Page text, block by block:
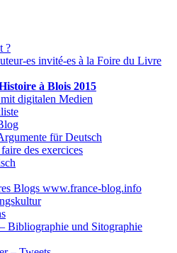
?
es invité-es à la Foire du Livre
à Blois 2015
digitalen Medien
für Deutsch
des exercices
Blogs www.france-blog.info
Bibliographie und Sitographie